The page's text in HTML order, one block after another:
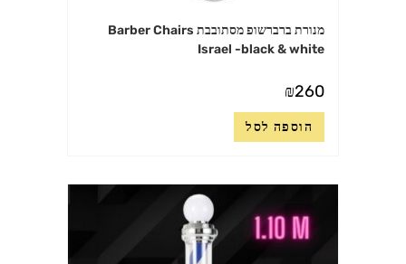
מנורת ברברשופ מסתובבת Barber Chairs
Israel -black & white
₪260
הוספה לסל